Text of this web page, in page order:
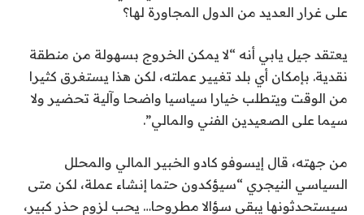
على غرار العديد من الدول المجاورة لها؟
يعتقد جيل يابي أنه “لا يمكن الخروج بسهولة من منطقة
نقدية. بإمكان أي بلد تغيير عملته، لكن هذا يستغرق كثيرا
من الوقت ويتطلب خيارا سياسيا واضحا وآلية تحضير ولا
سيما على الصعيدين الفني والمالي”.
من جهته، قال إيسوفو كادو الخبير المالي والمحلل
السياسي النيجري “سيؤكدون حتما إنشاء عملة، لكن متى
سيستحدثونها يبقى سؤالا مطروحا… يحب لزوم حذر كبير،